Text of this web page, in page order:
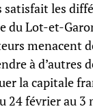
satisfait les
du Lot-et-
menacent
à d’autres
la capitale
24 février au 3